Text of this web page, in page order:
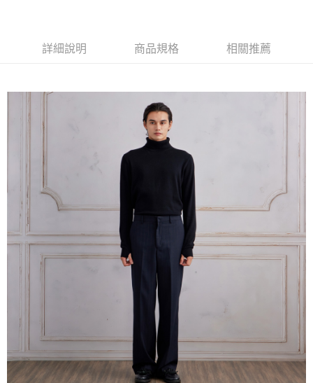
每筆NT$120，滿NT$3,000(含以上)免運費
詳細說明 商品規格 相關推薦